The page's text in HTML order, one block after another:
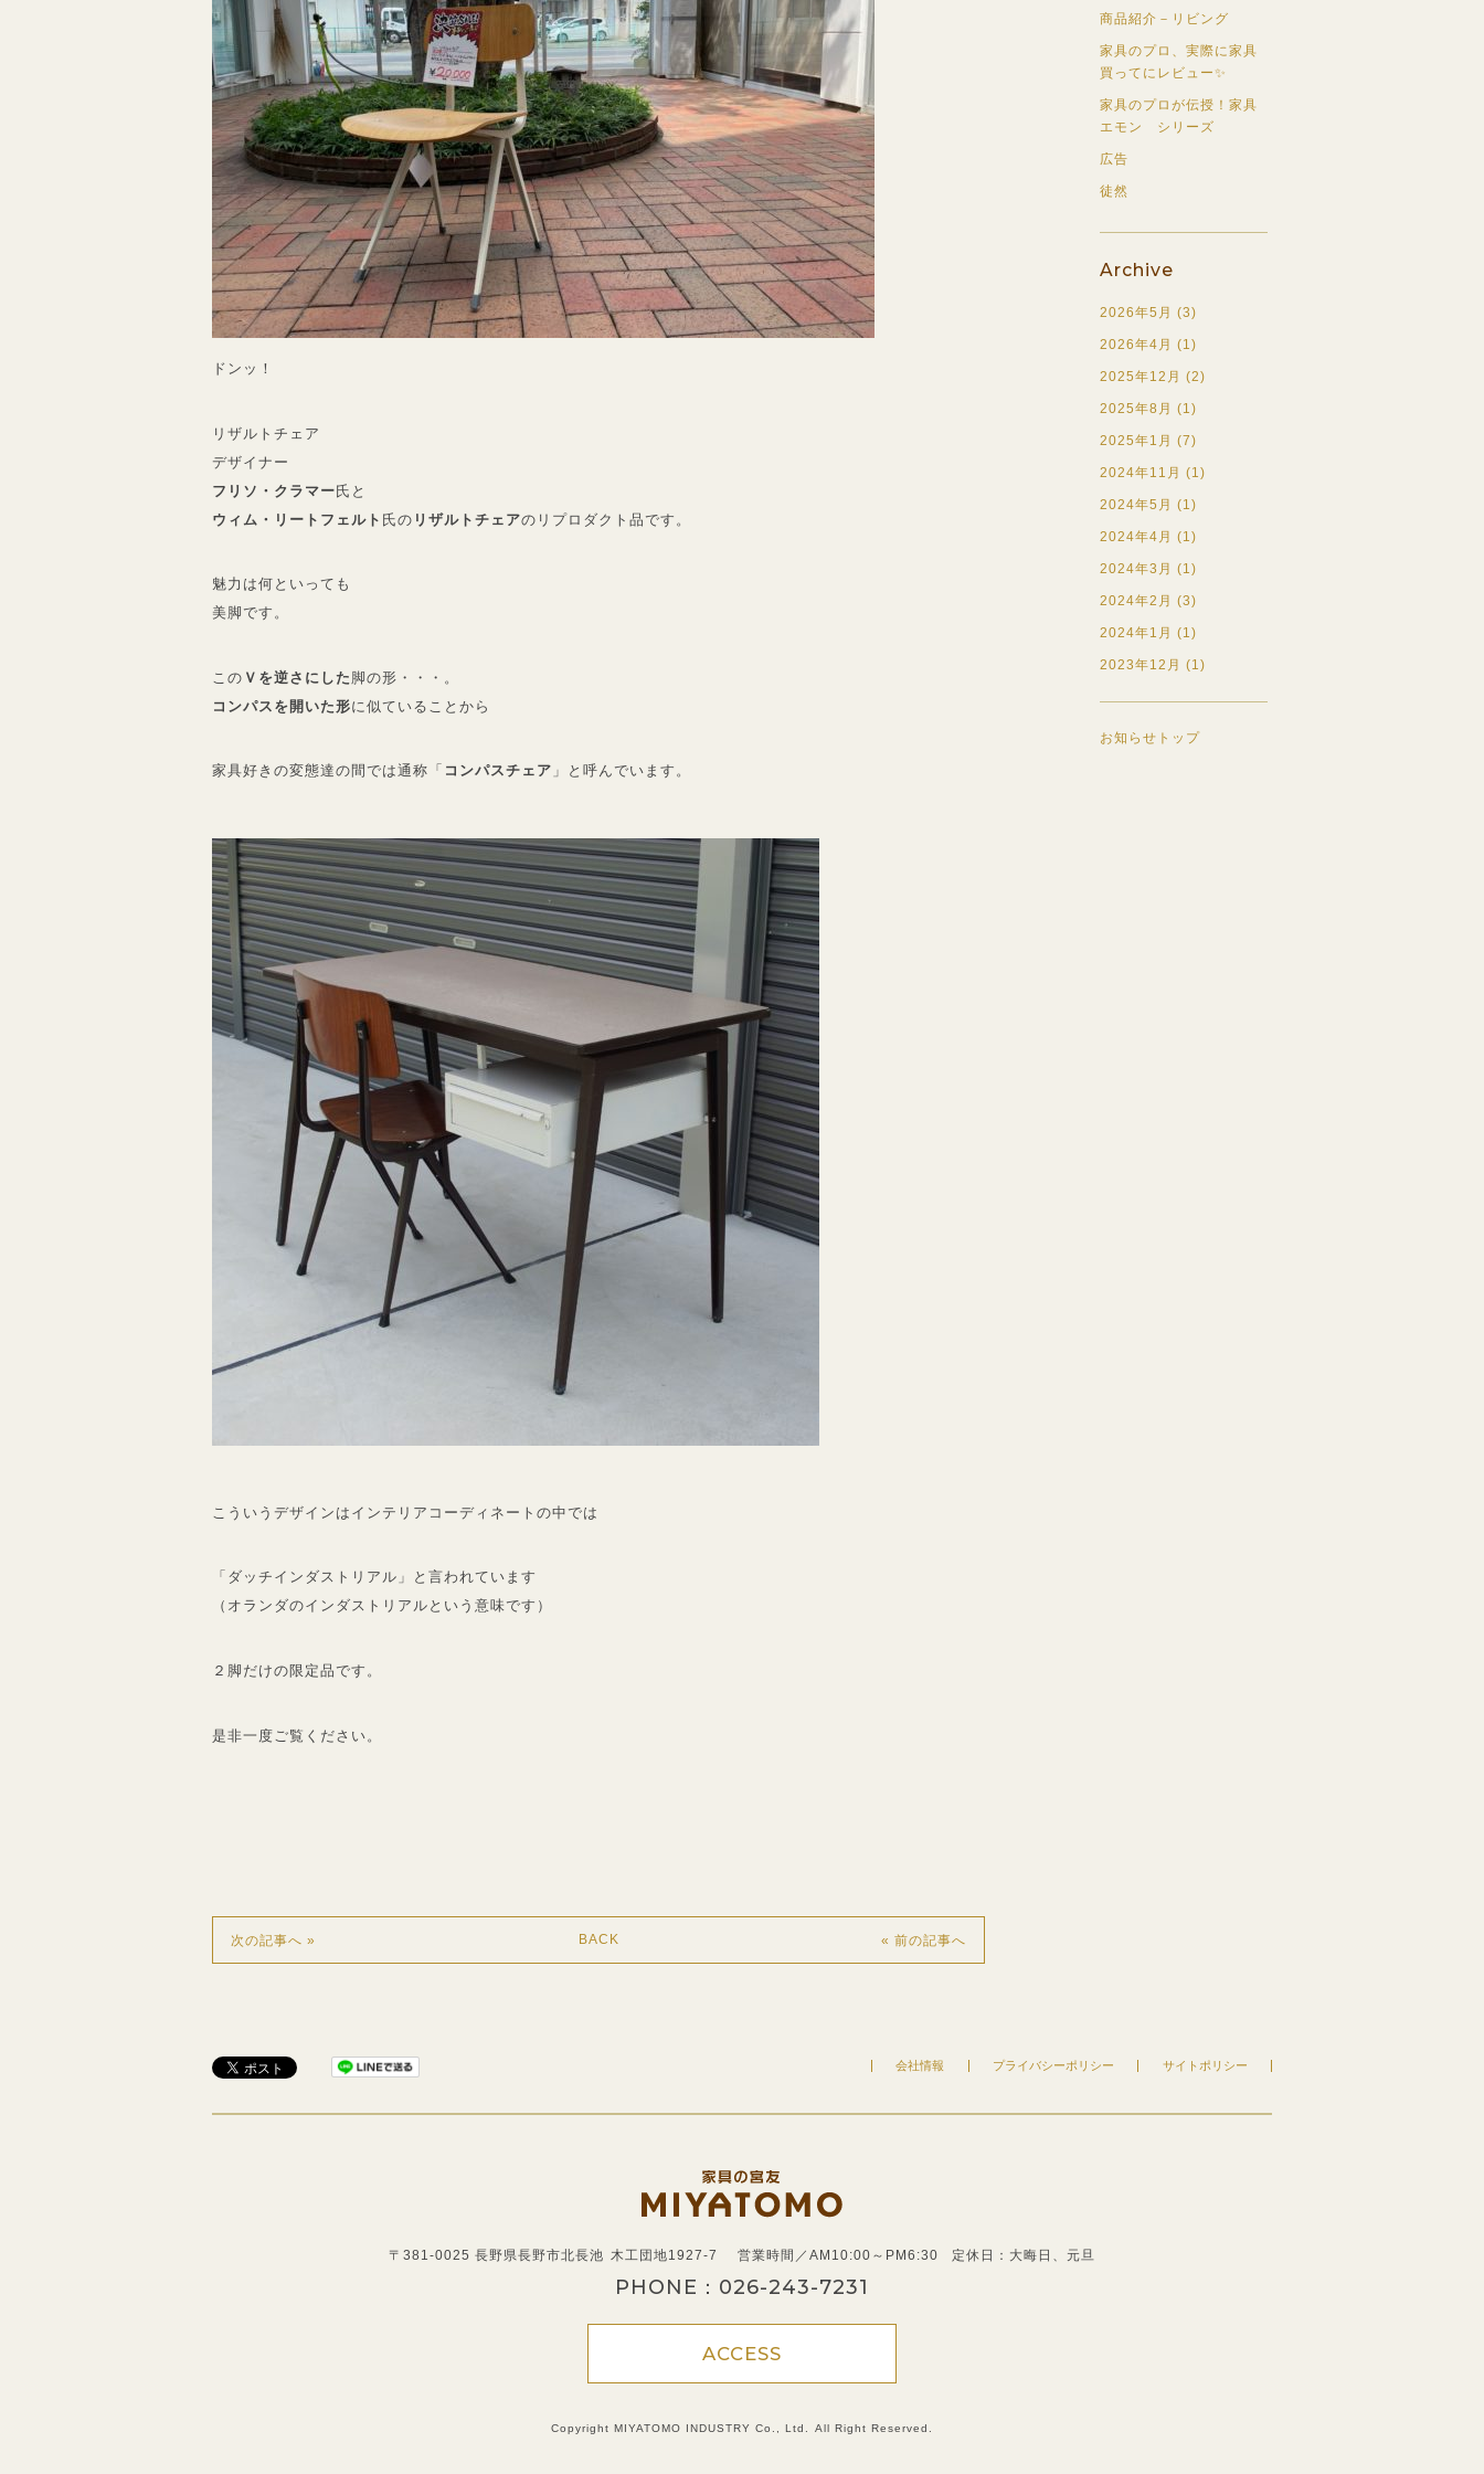
ドンッ！
リザルトチェア
デザイナー
フリソ・クラマー氏と
ウィム・リートフェルト 氏の リザルトチェアのリプロダクト品です。
魅力は何といっても
美脚です。
この Ｖを逆さにした 脚の形・・・。
コンパスを開いた形に似ていることから
家具好きの変態達の間では通称「 コンパスチェア 」と呼んでいます。
こういうデザインはインテリアコーディネートの中では
「ダッチインダストリアル」と言われています
（オランダのインダストリアルという意味です）
２脚だけの限定品です。
是非一度ご覧ください。
« 前の記事へ
BACK
次の記事へ »
商品紹介－リビング
家具のプロ、実際に家具
買ってにレビュー✨
家具のプロが伝授！家具
エモン シリーズ
広告
徒然
Archive
2026年5月 (3)
2026年4月 (1)
2025年12月 (2)
2025年8月 (1)
2025年1月 (7)
2024年11月 (1)
2024年5月 (1)
2024年4月 (1)
2024年3月 (1)
2024年2月 (3)
2024年1月 (1)
2023年12月 (1)
お知らせトップ
会社情報 プライバシーポリシー サイトポリシー
〒381-0025 長野県長野市北長池 木工団地1927-7 営業時間／AM10:00～PM6:30 定休日：大晦日、元旦
PHONE： 026-243-7231
ACCESS
Copyright MIYATOMO INDUSTRY Co., Ltd. All Right Reserved.